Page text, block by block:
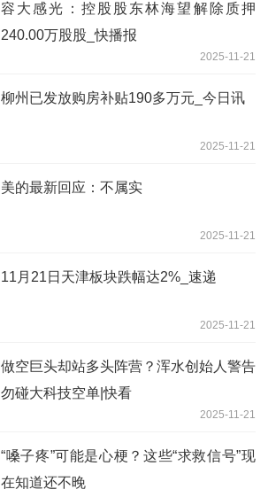
容大感光：控股股东林海望解除质押
240.00万股股_快播报
2025-11-21
柳州已发放购房补贴190多万元_今日讯
2025-11-21
美的最新回应：不属实
2025-11-21
11月21日天津板块跌幅达2%_速递
2025-11-21
做空巨头却站多头阵营？浑水创始人警告
勿碰大科技空单|快看
2025-11-21
“嗓子疼”可能是心梗？这些“求救信号”现
在知道还不晚